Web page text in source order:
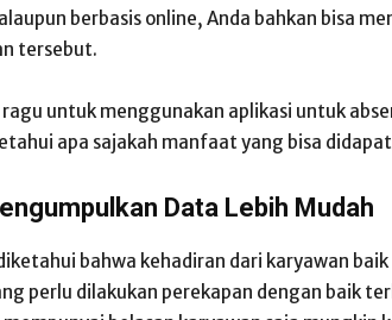
berbasis online, Anda bahkan bisa
tersebut.
untuk menggunakan aplikasi untuk
apa sajakah manfaat yang bisa
Data Lebih Mudah
bahwa kehadiran dari karyawan
perlu dilakukan perekapan dengan baik